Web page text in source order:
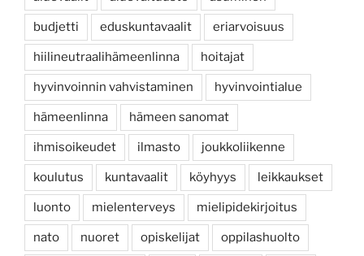
budjetti eduskuntavaalit eriarvoisuus
hiilineutraalihämeenlinna hoitajat
hyvinvoinnin vahvistaminen hyvinvointialue
hämeenlinna hämeen sanomat
ihmisoikeudet ilmasto joukkoliikenne
koulutus kuntavaalit köyhyys leikkaukset
luonto mielenterveys mielipidekirjoitus
nato nuoret opiskelijat oppilashuolto